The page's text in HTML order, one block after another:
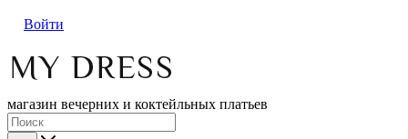
Войти
магазин вечерних и коктейльных платьев